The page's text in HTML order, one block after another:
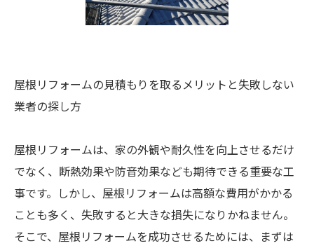
屋根リフォームの見積もりを取るメリットと失敗しない
業者の探し方
屋根リフォームは、家の外観や耐久性を向上させるだけ
でなく、断熱効果や防音効果なども期待できる重要な工
事です。しかし、屋根リフォームは高額な費用がかかる
ことも多く、失敗すると大きな損失になりかねません。
そこで、屋根リフォームを成功させるためには、まずは